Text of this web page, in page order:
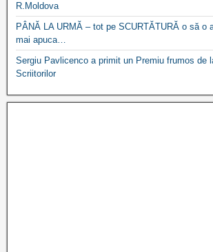
R.Moldova
PÂNĂ LA URMĂ – tot pe SCURTĂTURĂ o să o
mai apuca…
Sergiu Pavlicenco a primit un Premiu frumos de
Scriitorilor